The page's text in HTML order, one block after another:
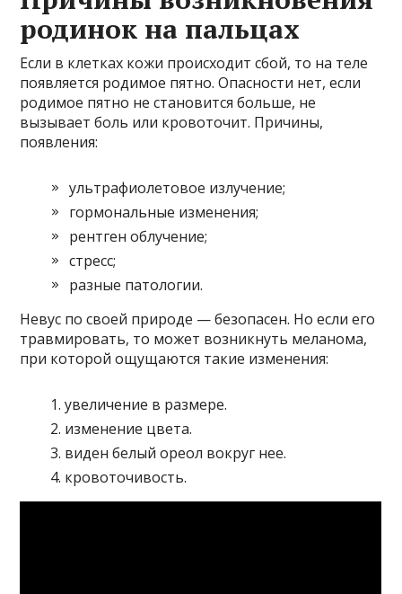
родинок на пальцах
Если в клетках кожи происходит сбой, то на теле
появляется родимое пятно. Опасности нет, если
родимое пятно не становится больше, не
вызывает боль или кровоточит. Причины,
появления:
ультрафиолетовое излучение;
гормональные изменения;
рентген облучение;
стресс;
разные патологии.
Невус по своей природе — безопасен. Но если его
травмировать, то может возникнуть меланома,
при которой ощущаются такие изменения:
увеличение в размере.
изменение цвета.
виден белый ореол вокруг нее.
кровоточивость.